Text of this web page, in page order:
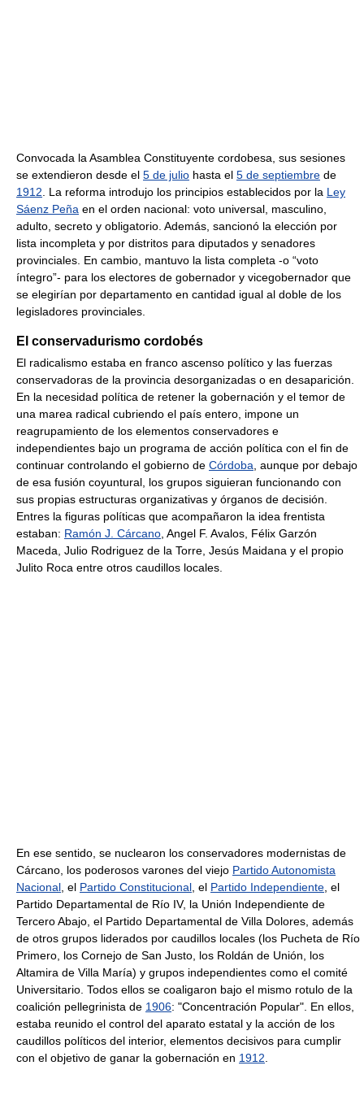
Convocada la Asamblea Constituyente cordobesa, sus sesiones
se extendieron desde el 5 de julio hasta el 5 de septiembre de
1912. La reforma introdujo los principios establecidos por la Ley
Sáenz Peña en el orden nacional: voto universal, masculino,
adulto, secreto y obligatorio. Además, sancionó la elección por
lista incompleta y por distritos para diputados y senadores
provinciales. En cambio, mantuvo la lista completa -o “voto
íntegro”- para los electores de gobernador y vicegobernador que
se elegirían por departamento en cantidad igual al doble de los
legisladores provinciales.
El conservadurismo cordobés
El radicalismo estaba en franco ascenso político y las fuerzas
conservadoras de la provincia desorganizadas o en desaparición.
En la necesidad política de retener la gobernación y el temor de
una marea radical cubriendo el país entero, impone un
reagrupamiento de los elementos conservadores e
independientes bajo un programa de acción política con el fin de
continuar controlando el gobierno de Córdoba, aunque por debajo
de esa fusión coyuntural, los grupos siguieran funcionando con
sus propias estructuras organizativas y órganos de decisión.
Entres la figuras políticas que acompañaron la idea frentista
estaban: Ramón J. Cárcano, Angel F. Avalos, Félix Garzón
Maceda, Julio Rodriguez de la Torre, Jesús Maidana y el propio
Julito Roca entre otros caudillos locales.
En ese sentido, se nuclearon los conservadores modernistas de
Cárcano, los poderosos varones del viejo Partido Autonomista
Nacional, el Partido Constitucional, el Partido Independiente, el
Partido Departamental de Río IV, la Unión Independiente de
Tercero Abajo, el Partido Departamental de Villa Dolores, además
de otros grupos liderados por caudillos locales (los Pucheta de Río
Primero, los Cornejo de San Justo, los Roldán de Unión, los
Altamira de Villa María) y grupos independientes como el comité
Universitario. Todos ellos se coaligaron bajo el mismo rotulo de la
coalición pellegrinista de 1906: "Concentración Popular". En ellos,
estaba reunido el control del aparato estatal y la acción de los
caudillos políticos del interior, elementos decisivos para cumplir
con el objetivo de ganar la gobernación en 1912.